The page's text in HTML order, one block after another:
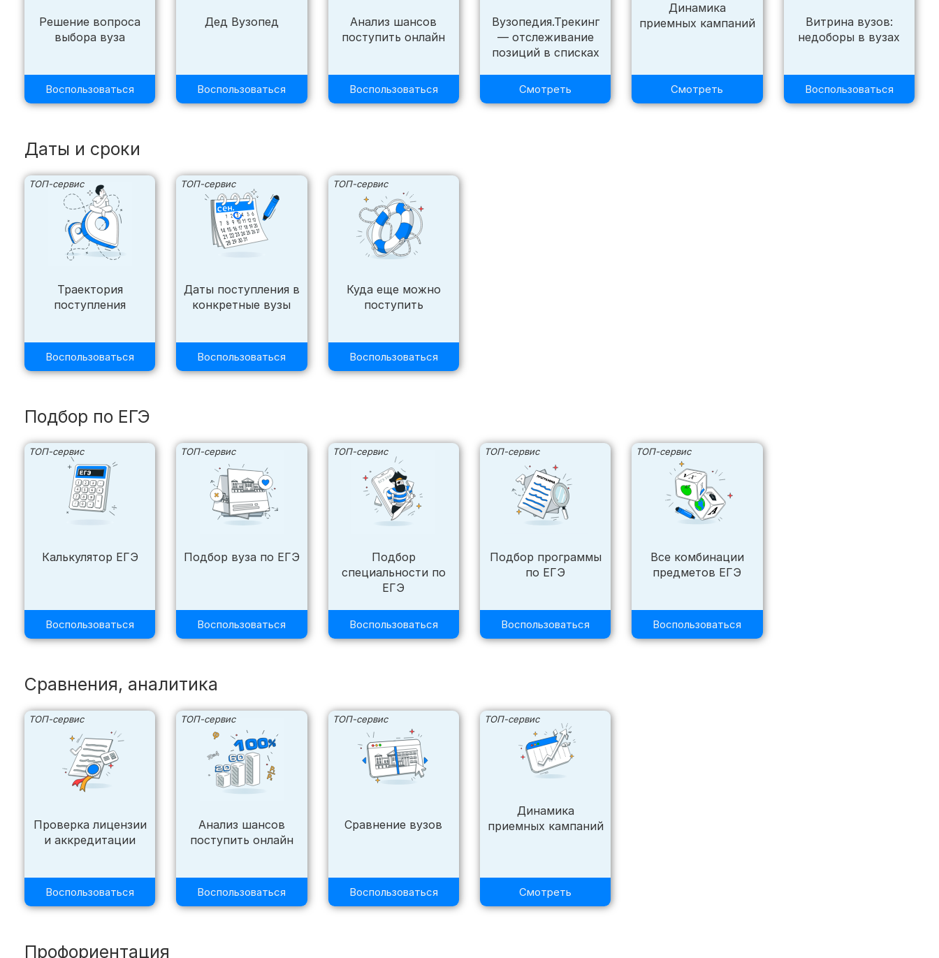
Решение вопроса
выбора вуза
Воспользоваться
Дед Вузопед
Воспользоваться
Анализ шансов
поступить онлайн
Воспользоваться
Вузопедия.Трекинг
— отслеживание
позиций в списках
Смотреть
Динамика
приемных кампаний
Смотреть
Витрина вузов:
недоборы в вузах
Воспользоваться
Даты и сроки
ТОП-сервис
Траектория
поступления
Воспользоваться
ТОП-сервис
Даты поступления в
конкретные вузы
Воспользоваться
ТОП-сервис
Куда еще можно
поступить
Воспользоваться
Подбор по ЕГЭ
ТОП-сервис
Калькулятор ЕГЭ
Воспользоваться
ТОП-сервис
Подбор вуза по ЕГЭ
Воспользоваться
ТОП-сервис
Подбор
специальности по
ЕГЭ
Воспользоваться
ТОП-сервис
Подбор программы
по ЕГЭ
Воспользоваться
ТОП-сервис
Все комбинации
предметов ЕГЭ
Воспользоваться
Сравнения, аналитика
ТОП-сервис
Проверка лицензии
и аккредитации
Воспользоваться
ТОП-сервис
Анализ шансов
поступить онлайн
Воспользоваться
ТОП-сервис
Сравнение вузов
Воспользоваться
ТОП-сервис
Динамика
приемных кампаний
Смотреть
Профориентация